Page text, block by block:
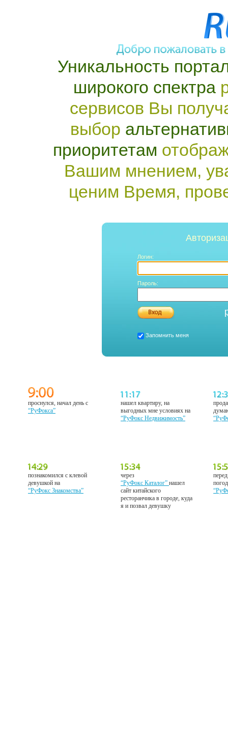
Уникальность
широкого спектра
сервисов Вы
выбор
приоритетам
Вашим мнением,
ценим Время,
Логин:
Пароль:
Запомнить меня
проснулся, начал день с
“РуФокса”
нашел квартиру, на
выгодных мне условиях на
“РуФокс Недвижимость”
познакомился с клевой
девушкой на
“РуФокс Знакомства”
через
“РуФокс Каталог”нашел
сайт китайского
ресторанчика в городе, куда
я и позвал девушку